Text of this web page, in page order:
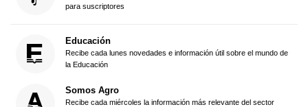
para suscriptores
Educación
Recibe cada lunes novedades e información útil sobre el mundo de
la Educación
Somos Agro
Recibe cada miércoles la información más relevante del sector